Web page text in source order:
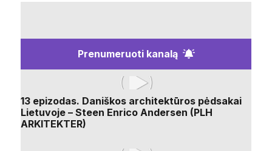
Prenumeruoti kanalą
13 epizodas. Daniškos architektūros pėdsakai
Lietuvoje – Steen Enrico Andersen (PLH
ARKITEKTER)